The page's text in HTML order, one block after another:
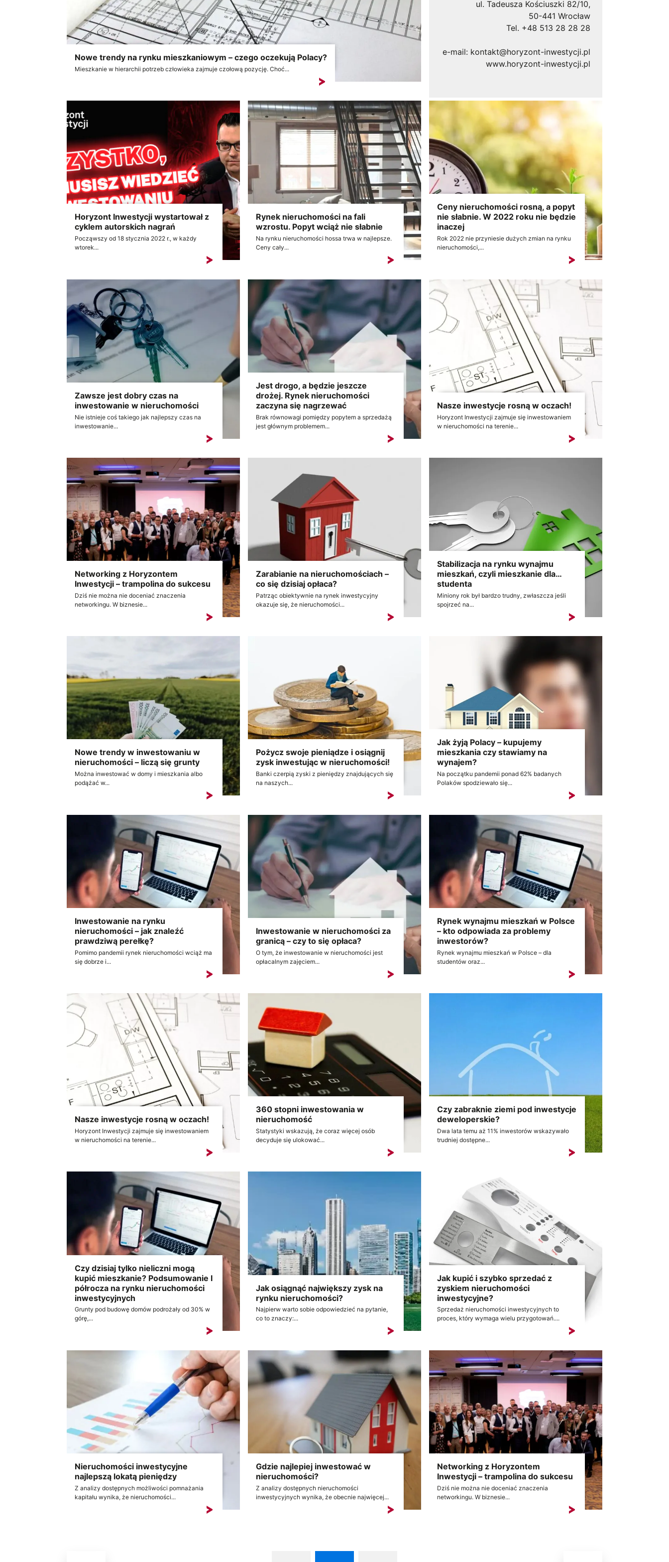
Nowe trendy na rynku mieszkaniowym – czego oczekują Polacy?
Mieszkanie w hierarchii potrzeb człowieka zajmuje czołową pozycję. Choć...
ul. Tadeusza Kościuszki 82/10,
50-441 Wrocław
Tel. +48 513 28 28 28
e-mail: kontakt@horyzont-inwestycji.pl
www.horyzont-inwestycji.pl
Horyzont Inwestycji wystartował z
cyklem autorskich nagrań
Począwszy od 18 stycznia 2022 r., w każdy
wtorek...
Rynek nieruchomości na fali
wzrostu. Popyt wciąż nie słabnie
Na rynku nieruchomości hossa trwa w najlepsze.
Ceny cały...
Ceny nieruchomości rosną, a popyt
nie słabnie. W 2022 roku nie będzie
inaczej
Rok 2022 nie przyniesie dużych zmian na rynku
nieruchomości,...
Zawsze jest dobry czas na
inwestowanie w nieruchomości
Nie istnieje coś takiego jak najlepszy czas na
inwestowanie...
Jest drogo, a będzie jeszcze
drożej. Rynek nieruchomości
zaczyna się nagrzewać
Brak równowagi pomiędzy popytem a sprzedażą
jest głównym problemem...
Nasze inwestycje rosną w oczach!
Horyzont Inwestycji zajmuje się inwestowaniem
w nieruchomości na terenie...
Networking z Horyzontem
Inwestycji – trampolina do sukcesu
Dziś nie można nie doceniać znaczenia
networkingu. W biznesie...
Zarabianie na nieruchomościach –
co się dzisiaj opłaca?
Patrząc obiektywnie na rynek inwestycyjny
okazuje się, że nieruchomości...
Stabilizacja na rynku wynajmu
mieszkań, czyli mieszkanie dla…
studenta
Miniony rok był bardzo trudny, zwłaszcza jeśli
spojrzeć na...
Nowe trendy w inwestowaniu w
nieruchomości – liczą się grunty
Można inwestować w domy i mieszkania albo
podążać w...
Pożycz swoje pieniądze i osiągnij
zysk inwestując w nieruchomości!
Banki czerpią zyski z pieniędzy znajdujących się
na naszych...
Jak żyją Polacy – kupujemy
mieszkania czy stawiamy na
wynajem?
Na początku pandemii ponad 62% badanych
Polaków spodziewało się...
Inwestowanie na rynku
nieruchomości – jak znaleźć
prawdziwą perełkę?
Pomimo pandemii rynek nieruchomości wciąż ma
się dobrze i...
Inwestowanie w nieruchomości za
granicą – czy to się opłaca?
O tym, że inwestowanie w nieruchomości jest
opłacalnym zajęciem...
Rynek wynajmu mieszkań w Polsce
– kto odpowiada za problemy
inwestorów?
Rynek wynajmu mieszkań w Polsce – dla
studentów oraz...
Nasze inwestycje rosną w oczach!
Horyzont Inwestycji zajmuje się inwestowaniem
w nieruchomości na terenie...
360 stopni inwestowania w
nieruchomość
Statystyki wskazują, że coraz więcej osób
decyduje się ulokować...
Czy zabraknie ziemi pod inwestycje
deweloperskie?
Dwa lata temu aż 11% inwestorów wskazywało
trudniej dostępne...
Czy dzisiaj tylko nieliczni mogą
kupić mieszkanie? Podsumowanie I
półrocza na rynku nieruchomości
inwestycyjnych
Grunty pod budowę domów podrożały od 30% w
górę,...
Jak osiągnąć największy zysk na
rynku nieruchomości?
Najpierw warto sobie odpowiedzieć na pytanie,
co to znaczy:...
Jak kupić i szybko sprzedać z
zyskiem nieruchomości
inwestycyjne?
Sprzedaż nieruchomości inwestycyjnych to
proces, który wymaga wielu przygotowań....
Nieruchomości inwestycyjne
najlepszą lokatą pieniędzy
Z analizy dostępnych możliwości pomnażania
kapitału wynika, że nieruchomości...
Gdzie najlepiej inwestować w
nieruchomości?
Z analizy dostępnych nieruchomości
inwestycyjnych wynika, że obecnie najwięcej...
Networking z Horyzontem
Inwestycji – trampolina do sukcesu
Dziś nie można nie doceniać znaczenia
networkingu. W biznesie...